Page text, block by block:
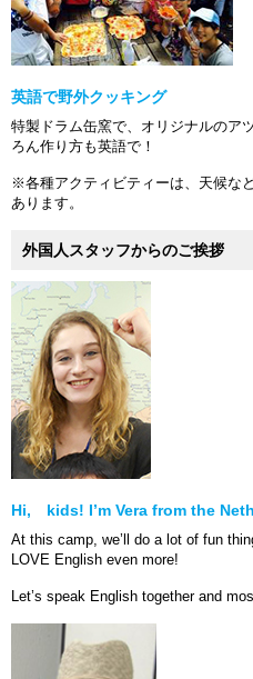
英語で野外クッキング
特製ドラム缶窯で、オリジナルのア
ろん作り方も英語で！
※各種アクティビティーは、天候な
あります。
外国人スタッフからのご挨拶
Hi, kids! I’m Vera from the
At this camp, we’ll do a lot of fun
LOVE English even more!
Let’s speak English together and